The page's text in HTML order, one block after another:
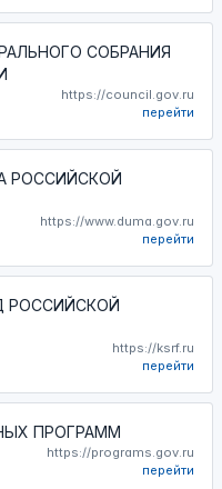
СОБРАНИЯ
https://council.gov.ru
перейти
РОССИЙСКОЙ
https://www.duma.gov.ru
перейти
РОССИЙСКОЙ
https://ksrf.ru
перейти
ПРОГРАММ
https://programs.gov.ru
перейти